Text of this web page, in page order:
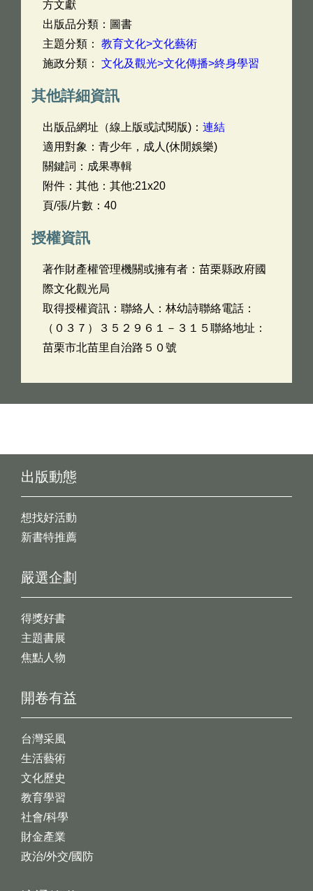
方文獻
出版品分類：圖書
主題分類： 教育文化>文化藝術
施政分類： 文化及觀光>文化傳播>終身學習
其他詳細資訊
出版品網址（線上版或試閱版)： 連結
適用對象：青少年，成人(休閒娛樂)
關鍵詞：成果專輯
附件：其他：其他:21x20
頁/張/片數：40
授權資訊
著作財產權管理機關或擁有者：苗栗縣政府國
際文化觀光局
取得授權資訊：聯絡人：林幼詩聯絡電話：
（０３７）３５２９６１－３１５聯絡地址：
苗栗市北苗里自治路５０號
出版動態
想找好活動
新書特推薦
開卷有益
台灣采風
生活藝術
文化歷史
教育學習
社會/科學
財金產業
政治/外交/國防
嚴選企劃
得獎好書
主題書展
焦點人物